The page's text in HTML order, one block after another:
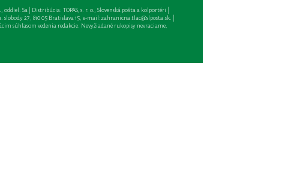
Sa | Distribúcia: TOPAS, s. r. o., Slovenská pošta a kolportéri |
27, 810 05 Bratislava 15, e-mail:zahranicna.tlac@slposta.sk. |
súhlasom vedenia redakcie. Nevyžiadané rukopisy nevraciame,